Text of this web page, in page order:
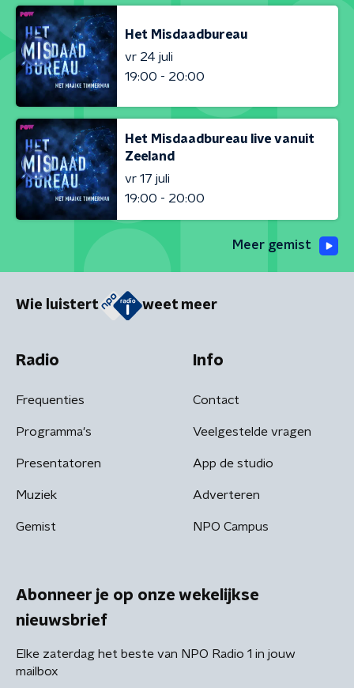
Het Misdaadbureau
vr 24 juli
19:00 - 20:00
Het Misdaadbureau live vanuit
Zeeland
vr 17 juli
19:00 - 20:00
Meer gemist
Wie luistert weet meer
Radio
Frequenties
Programma's
Presentatoren
Muziek
Gemist
Info
Contact
Veelgestelde vragen
App de studio
Adverteren
NPO Campus
Abonneer je op onze wekelijkse
nieuwsbrief
Elke zaterdag het beste van NPO Radio 1 in jouw
mailbox